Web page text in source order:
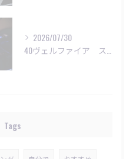
2026/07/30
Tags